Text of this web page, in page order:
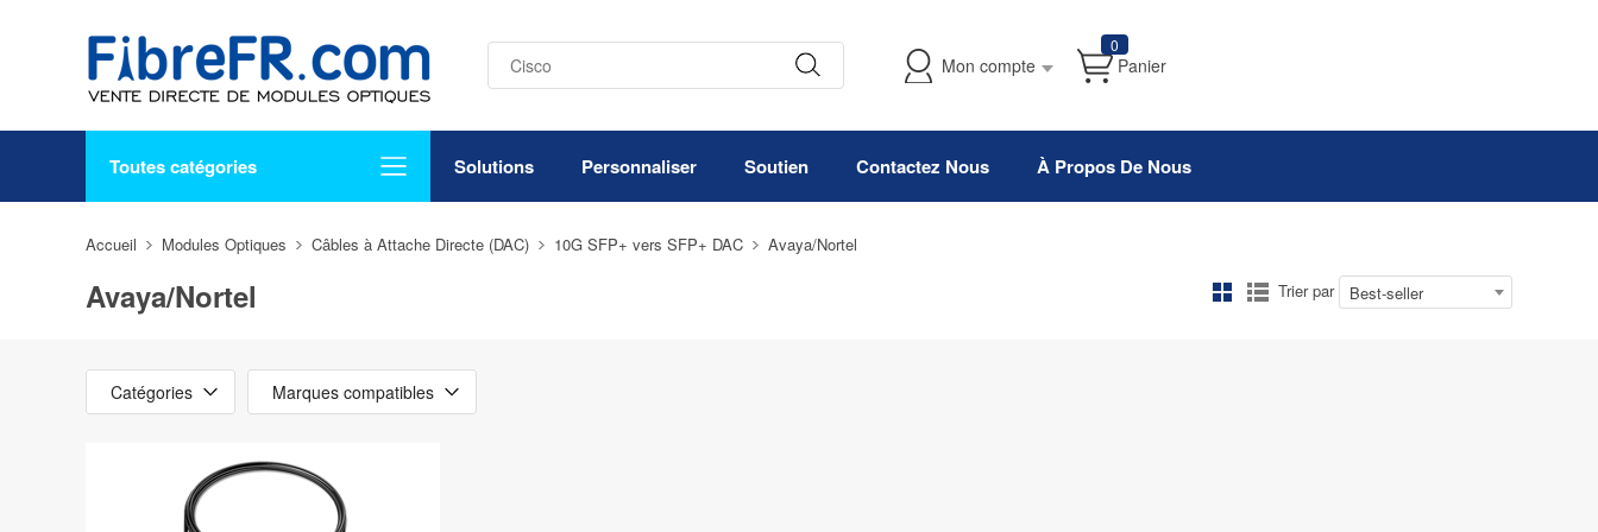
Mon compte
0
Panier
Toutes catégories Solutions Personnaliser Soutien Contactez Nous À Propos De Nous
Accueil Modules Optiques Câbles à Attache Directe (DAC) 10G SFP+ vers SFP+ DAC Avaya/Nortel
Avaya/Nortel Trier par Best-seller
Catégories Marques compatibles